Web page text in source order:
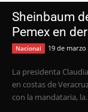
Sheinbaum
Pemex en
Nacional 19 de marzo
La presidenta
en costas de
con la mandataria,